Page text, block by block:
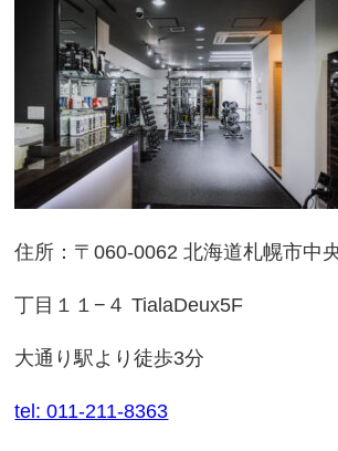
住所：〒060-0062 北海道札幌市中
丁目１１−４ TialaDeux5F
大通り駅より徒歩3分
tel: 011-211-8363